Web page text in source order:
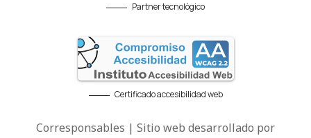
Partner tecnológico
Certificado accesibilidad web
Corresponsables | Sitio web desarrollado por